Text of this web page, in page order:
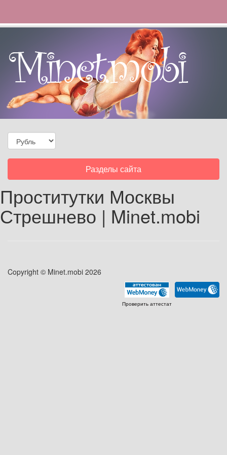
Toggle
navigation
Разделы сайта
Проститутки Москвы
Стрешнево | Minet.mobi
Copyright © Minet.mobi 2026
Проверить аттестат